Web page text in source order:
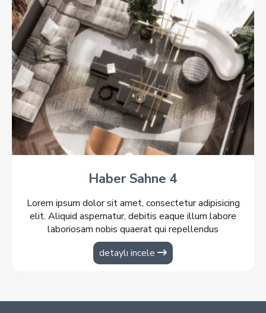
Haber Sahne 4
Lorem ipsum dolor sit amet, consectetur adipisicing
elit. Aliquid aspernatur, debitis eaque illum labore
laboriosam nobis quaerat qui repellendus
voluptatibus?
detaylı incele